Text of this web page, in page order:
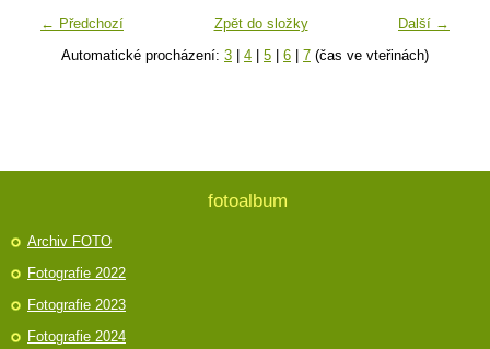
← Předchozí Další →
Zpět do složky
Automatické procházení: 3 4 5 6 7 (čas ve vteřinách)
fotoalbum
Archiv FOTO
Fotografie 2022
Fotografie 2023
Fotografie 2024